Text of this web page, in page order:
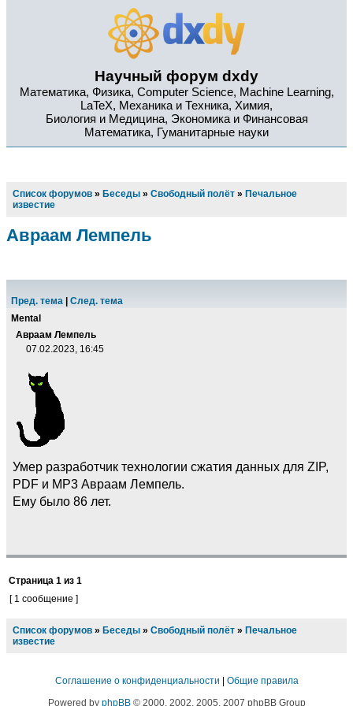
Научный форум dxdy
Математика, Физика, Computer Science, Machine Learning,
LaTeX, Механика и Техника, Химия,
Биология и Медицина, Экономика и Финансовая
Математика, Гуманитарные науки
Список форумов » Беседы » Свободный полёт » Печальное
известие
Авраам Лемпель
Пред. тема
След. тема
Mental
Авраам Лемпель
07.02.2023, 16:45
Умер разработчик технологии сжатия данных для ZIP,
PDF и MP3 Авраам Лемпель.
Ему было 86 лет.
Страница 1 из 1
[ 1 сообщение ]
Список форумов » Беседы » Свободный полёт » Печальное
известие
Соглашение о конфиденциальности
Общие правила
Powered by phpBB© 2000, 2002, 2005, 2007 phpBB Group